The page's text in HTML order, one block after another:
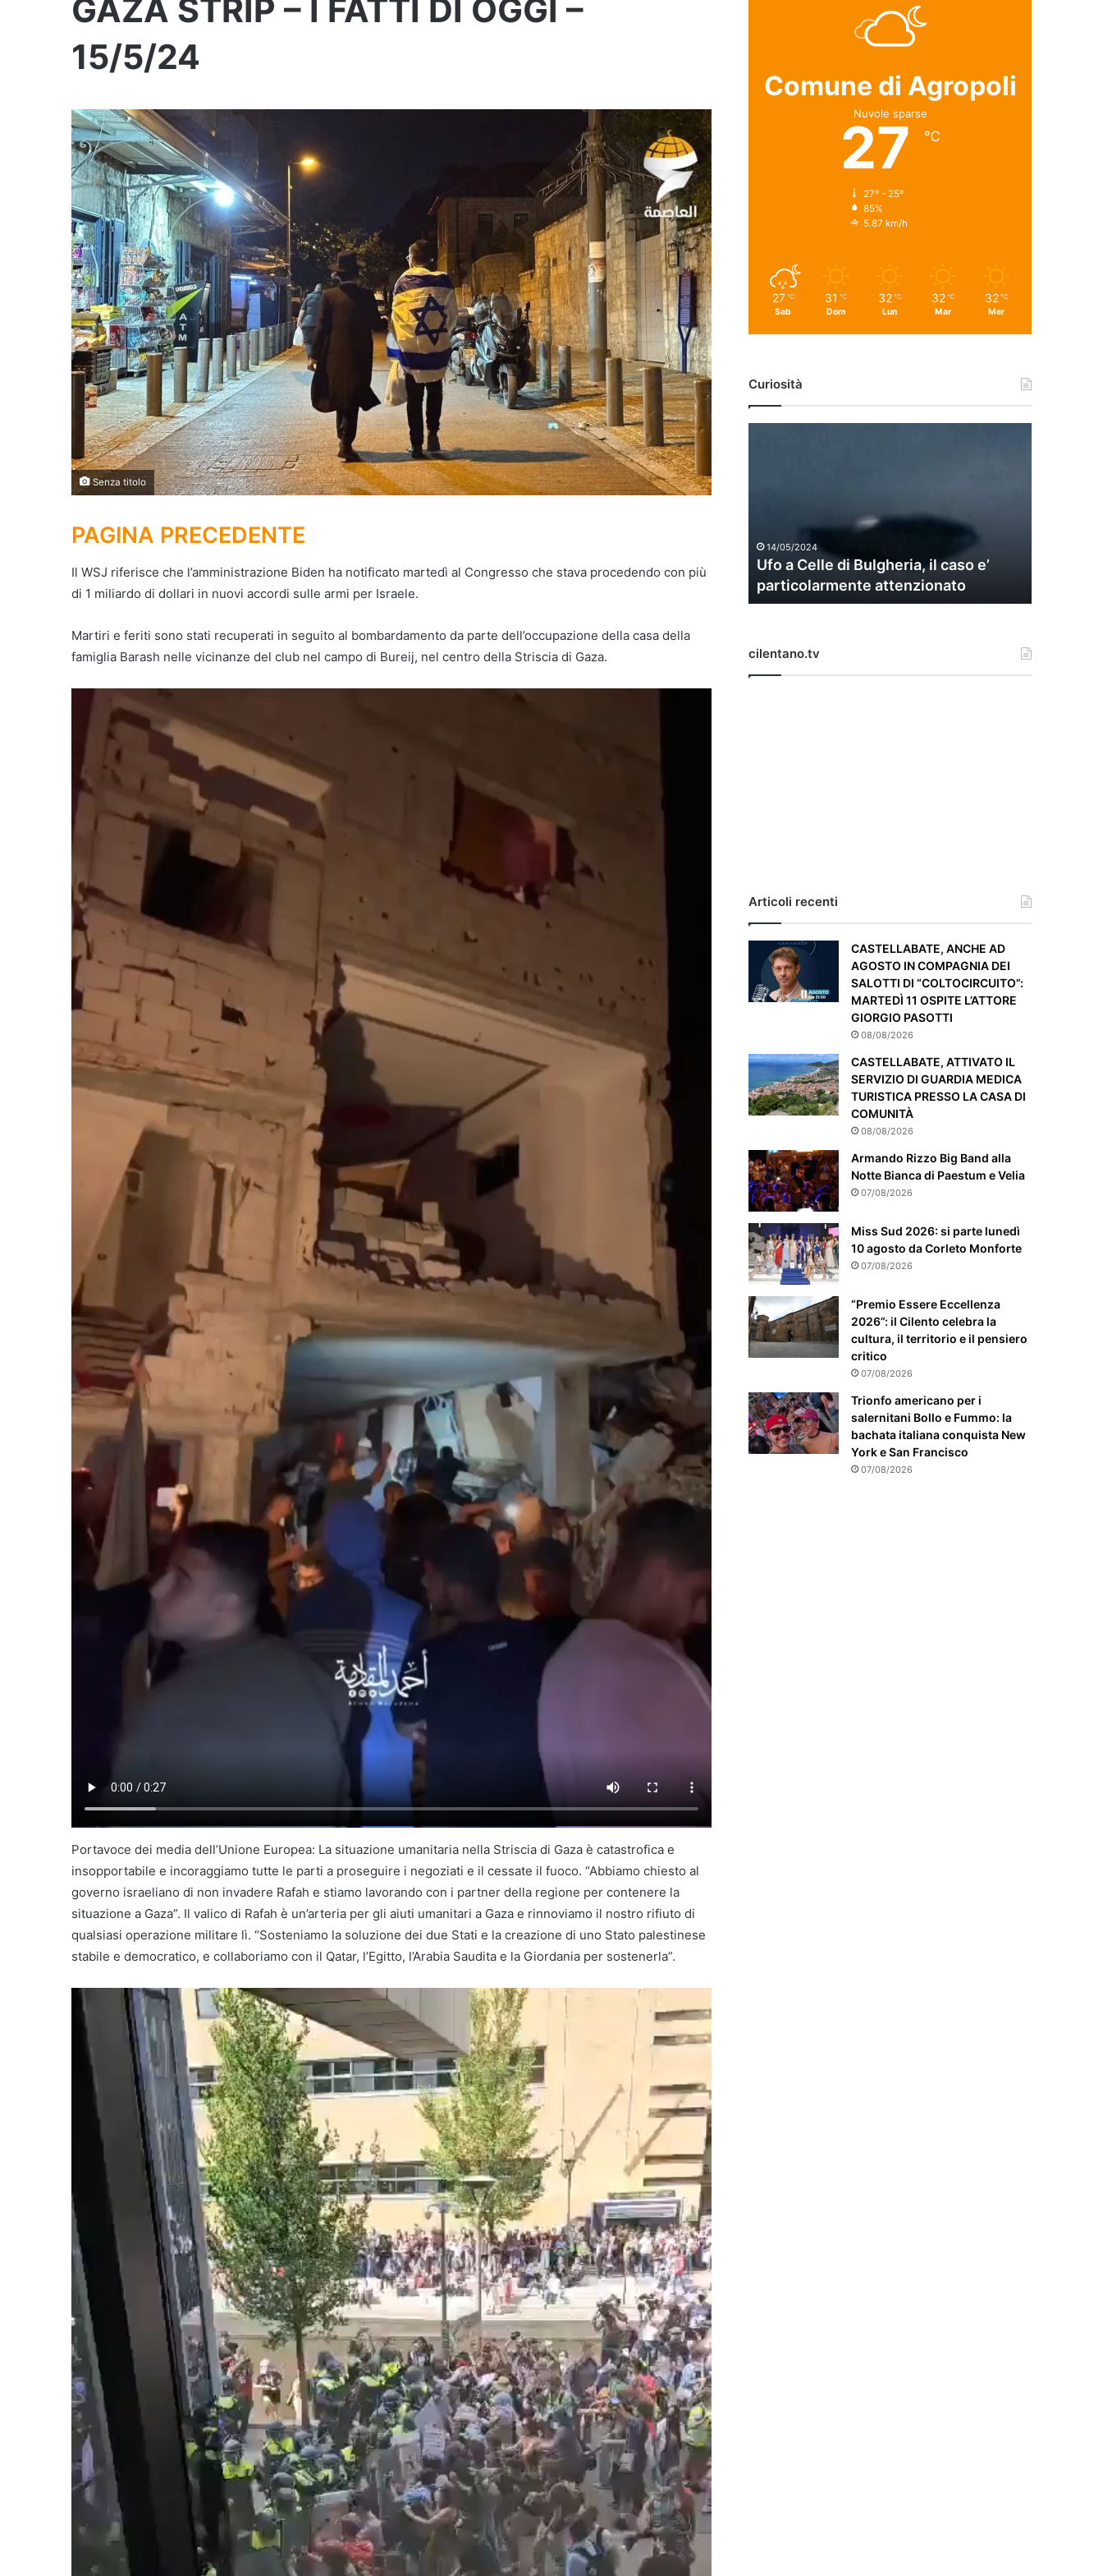
GAZA STRIP – I FATTI DI OGGI –
15/5/24
Senza titolo
PAGINA PRECEDENTE
Il WSJ riferisce che l’amministrazione Biden ha notificato martedì al Congresso che stava procedendo con più
di 1 miliardo di dollari in nuovi accordi sulle armi per Israele.
Martiri e feriti sono stati recuperati in seguito al bombardamento da parte dell’occupazione della casa della
famiglia Barash nelle vicinanze del club nel campo di Bureij, nel centro della Striscia di Gaza.
Portavoce dei media dell’Unione Europea: La situazione umanitaria nella Striscia di Gaza è catastrofica e
insopportabile e incoraggiamo tutte le parti a proseguire i negoziati e il cessate il fuoco. “Abbiamo chiesto al
governo israeliano di non invadere Rafah e stiamo lavorando con i partner della regione per contenere la
situazione a Gaza”. Il valico di Rafah è un’arteria per gli aiuti umanitari a Gaza e rinnoviamo il nostro rifiuto di
qualsiasi operazione militare lì. “Sosteniamo la soluzione dei due Stati e la creazione di uno Stato palestinese
stabile e democratico, e collaboriamo con il Qatar, l’Egitto, l’Arabia Saudita e la Giordania per sostenerla”.
Comune di Agropoli
Nuvole sparse
27 ℃
27º - 25º
85%
5.87 km/h
27 ℃
Sab
31 ℃
Dom
32 ℃
Lun
32 ℃
Mar
32 ℃
Mer
Curiosità
particolarmente
attenzionato
14/05/2024
Ufo a Celle di Bulgheria, il caso e’
particolarmente attenzionato
cilentano.tv
Articoli recenti
CASTELLABATE, ANCHE AD
AGOSTO IN COMPAGNIA DEI
SALOTTI DI “COLTOCIRCUITO”:
MARTEDÌ 11 OSPITE L’ATTORE
GIORGIO PASOTTI
08/08/2026
CASTELLABATE, ATTIVATO IL
SERVIZIO DI GUARDIA MEDICA
TURISTICA PRESSO LA CASA DI
COMUNITÀ
08/08/2026
Armando Rizzo Big Band alla
Notte Bianca di Paestum e Velia
07/08/2026
Miss Sud 2026: si parte lunedì
10 agosto da Corleto Monforte
07/08/2026
“Premio Essere Eccellenza
2026”: il Cilento celebra la
cultura, il territorio e il pensiero
critico
07/08/2026
Trionfo americano per i
salernitani Bollo e Fummo: la
bachata italiana conquista New
York e San Francisco
07/08/2026